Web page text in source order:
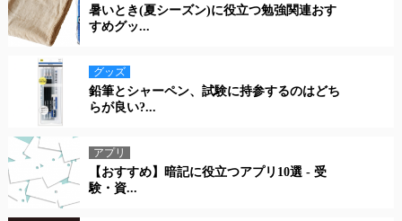
暑いとき(夏シーズン)に役立つ勉強関連おす
すめグッ...
グッズ
鉛筆とシャーペン、試験に持参するのはどち
らが良い?...
アプリ
【おすすめ】暗記に役立つアプリ10選 - 受
験・資...